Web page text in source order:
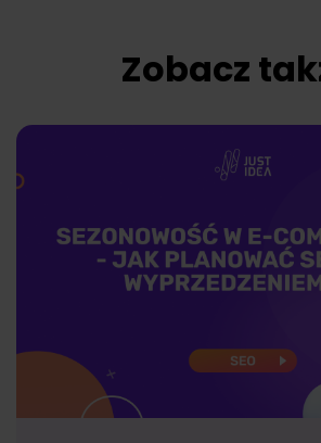
Zobacz